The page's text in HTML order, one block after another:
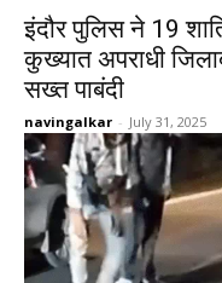
इंदौर पुलिस ने 19
कुख्यात अपराधी
सख्त पाबंदी
navingalkar - July 31, 2025